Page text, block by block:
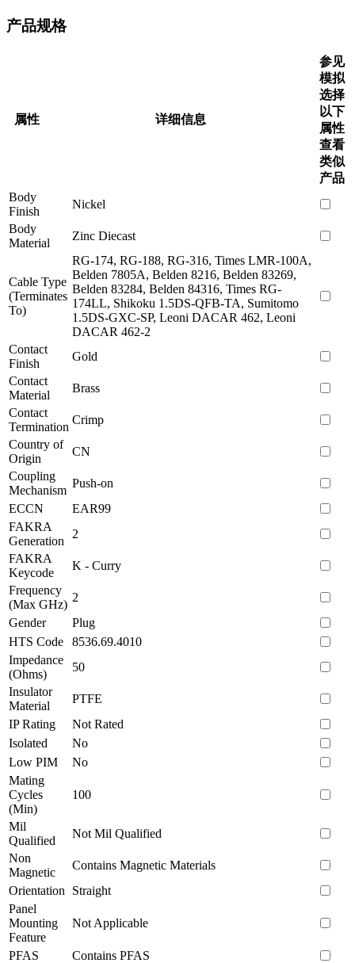
产品规格
属性 详细信息
参见
模拟
选择
以下
属性
查看
类似
产品
Body
Finish
Nickel
Body
Material
Zinc Diecast
Cable Type
(Terminates
To)
RG-174, RG-188, RG-316, Times LMR-100A,
Belden 7805A, Belden 8216, Belden 83269,
Belden 83284, Belden 84316, Times RG-
174LL, Shikoku 1.5DS-QFB-TA, Sumitomo
1.5DS-GXC-SP, Leoni DACAR 462, Leoni
DACAR 462-2
Contact
Finish
Gold
Contact
Material
Brass
Contact
Termination
Crimp
Country of
Origin
CN
Coupling
Mechanism
Push-on
ECCN
EAR99
FAKRA
Generation
2
FAKRA
Keycode
K - Curry
Frequency
(Max GHz)
2
Gender
Plug
HTS Code
8536.69.4010
Impedance
(Ohms)
50
Insulator
Material
PTFE
IP Rating
Not Rated
Isolated
No
Low PIM
No
Mating
Cycles
(Min)
100
Mil
Qualified
Not Mil Qualified
Non
Magnetic
Contains Magnetic Materials
Orientation
Straight
Panel
Mounting
Feature
Not Applicable
PFAS
Contains PFAS